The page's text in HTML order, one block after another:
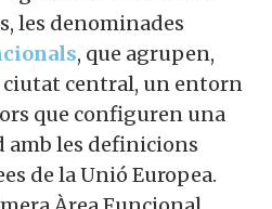
les denominades
, que agrupen,
ciutat central, un entorn
que configuren una
amb les definicions
de la Unió Europea.